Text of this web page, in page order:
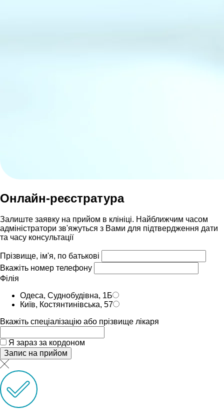
Онлайн-реєстратура
Залиште заявку на прийом в клініці. Найближчим часом
адмiнiстратори зв'яжуться з Вами для пiдтвердження дати
та часу консультацiï
Прізвище, ім'я, по батькові
Вкажіть номер телефону
Філія
Одеса, Суднобудівна, 1Б
Київ, Костянтинівська, 57
Вкажіть спеціалізацію або прізвище лікаря
Я зараз за кордоном
Запис на прийом